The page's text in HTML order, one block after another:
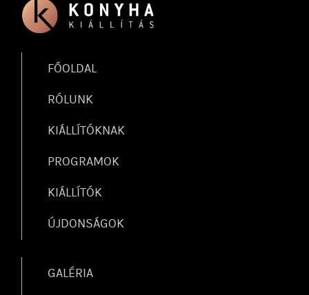
FŐOLDAL
RÓLUNK
KIÁLLÍTÓKNAK
PROGRAMOK
KIÁLLÍTÓK
ÚJDONSÁGOK
GALÉRIA